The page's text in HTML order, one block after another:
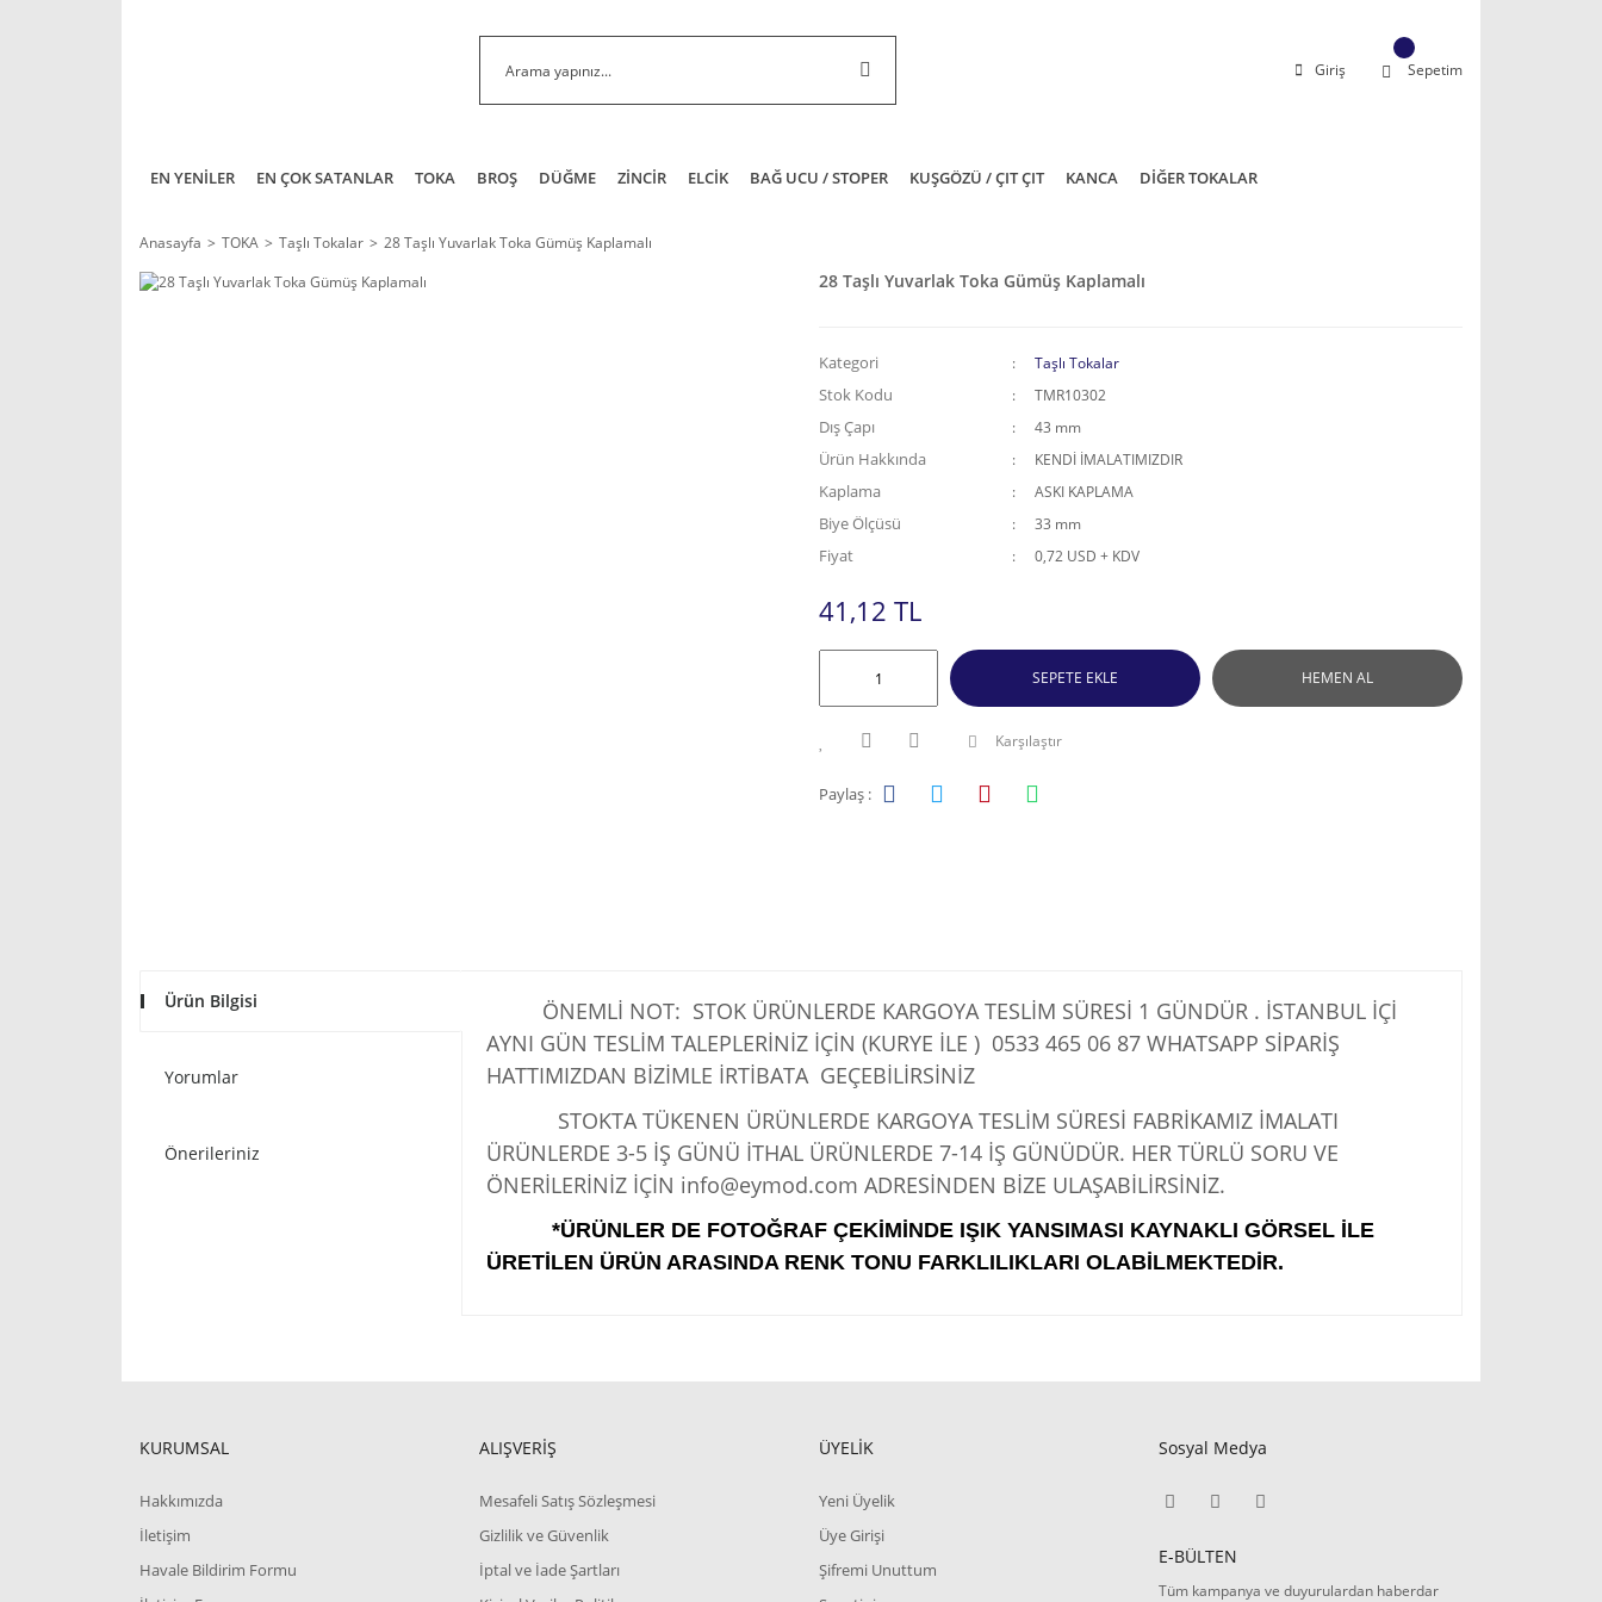
Giriş Sepetim
EN YENİLER EN ÇOK SATANLAR TOKA BROŞ DÜĞME ZİNCİR ELCİK BAĞ UCU / STOPER KUŞGÖZÜ / ÇIT ÇIT KANCA DİĞER TOKALAR
Anasayfa TOKA Taşlı Tokalar 28 Taşlı Yuvarlak Toka Gümüş Kaplamalı
28 Taşlı Yuvarlak Toka Gümüş Kaplamalı
Kategori Taşlı Tokalar
Stok Kodu TMR10302
Dış Çapı 43 mm
Ürün Hakkında KENDİ İMALATIMIZDIR
Kaplama ASKI KAPLAMA
Biye Ölçüsü 33 mm
Fiyat 0,72 USD + KDV
41,12 TL
SEPETE EKLE HEMEN AL
Karşılaştır
Paylaş :
Ürün Bilgisi
Yorumlar
Önerileriniz
ÖNEMLİ NOT: STOK ÜRÜNLERDE KARGOYA TESLİM SÜRESİ 1 GÜNDÜR . İSTANBUL İÇİ
AYNI GÜN TESLİM TALEPLERİNİZ İÇİN (KURYE İLE ) 0533 465 06 87 WHATSAPP SİPARİŞ
HATTIMIZDAN BİZİMLE İRTİBATA GEÇEBİLİRSİNİZ
STOKTA TÜKENEN ÜRÜNLERDE KARGOYA TESLİM SÜRESİ FABRİKAMIZ İMALATI
ÜRÜNLERDE 3-5 İŞ GÜNÜ İTHAL ÜRÜNLERDE 7-14 İŞ GÜNÜDÜR. HER TÜRLÜ SORU VE
ÖNERİLERİNİZ İÇİN info@eymod.com ADRESİNDEN BİZE ULAŞABİLİRSİNİZ.
*ÜRÜNLER DE FOTOĞRAF ÇEKİMİNDE IŞIK YANSIMASI KAYNAKLI GÖRSEL İLE
ÜRETİLEN ÜRÜN ARASINDA RENK TONU FARKLILIKLARI OLABİLMEKTEDİR.
KURUMSAL
Hakkımızda
İletişim
Havale Bildirim Formu
ALIŞVERİŞ
Mesafeli Satış Sözleşmesi
Gizlilik ve Güvenlik
İptal ve İade Şartları
ÜYELİK
Yeni Üyelik
Üye Girişi
Şifremi Unuttum
Sosyal Medya
E-BÜLTEN
Tüm kampanya ve duyurulardan haberdar